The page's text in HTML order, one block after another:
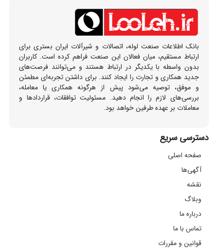
بانک اطلاعات صنعت لوله، اتصالات و شیرآلات ایران بستری برای
ارتباط مستقیم، میان فعالان این صنعت فراهم کرده است. کاربران
بدون واسطه با یکدیگر در ارتباط هستند و می‌توانند فرصت‌های
جدید همکاری و تجارت را ایجاد کنند. برای داشتن تجربه‌ای مطمئن
و موفق، توصیه می‌شود پیش از هرگونه همکاری یا معامله،
بررسی‌های لازم را انجام دهید. مسئولیت توافقات، قراردادها و
معاملات بر عهده طرفین خواهد بود.
دسترسی سریع
صفحه اصلی
آگهی‌ها
نقشه
وبلاگ
درباره ما
تماس با ما
قوانین و مقررات